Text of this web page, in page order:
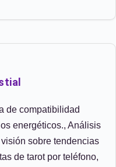
de compatibilidad
energéticos., Análisis
sobre tendencias
de tarot por teléfono,